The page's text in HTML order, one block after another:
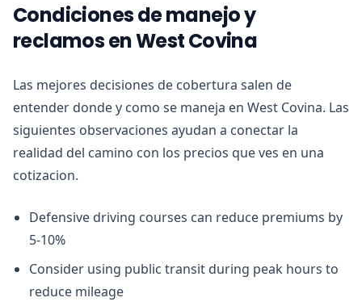
Condiciones de manejo y
reclamos en West Covina
Las mejores decisiones de cobertura salen de
entender donde y como se maneja en West Covina. Las
siguientes observaciones ayudan a conectar la
realidad del camino con los precios que ves en una
cotizacion.
Defensive driving courses can reduce premiums by
5-10%
Consider using public transit during peak hours to
reduce mileage